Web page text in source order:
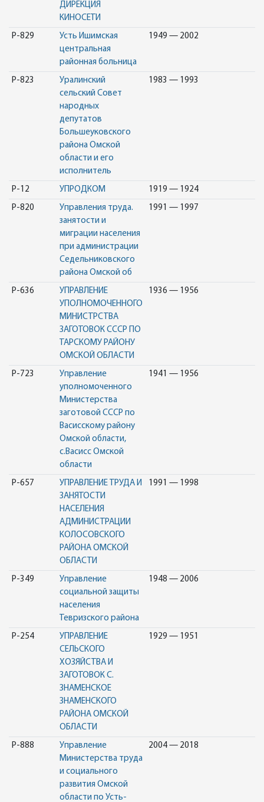
ДИРЕКЦИЯ
КИНОСЕТИ
Р-829
Усть Ишимская
центральная
районная больница
1949 — 2002
Р-823
Уралинский
сельский Совет
народных
депутатов
Большеуковского
района Омской
области и его
исполнитель
1983 — 1993
Р-12 УПРОДКОМ 1919 — 1924
Р-820
Управления труда.
занятости и
миграции населения
при администрации
Седельниковского
района Омской об
1991 — 1997
Р-636
УПРАВЛЕНИЕ
УПОЛНОМОЧЕННОГО
МИНИСТРСТВА
ЗАГОТОВОК СССР ПО
ТАРСКОМУ РАЙОНУ
ОМСКОЙ ОБЛАСТИ
1936 — 1956
Р-723
Управление
уполномоченного
Министерства
заготовой СССР по
Васисскому району
Омской области,
с.Васисс Омской
области
1941 — 1956
Р-657
УПРАВЛЕНИЕ ТРУДА И
ЗАНЯТОСТИ
НАСЕЛЕНИЯ
АДМИНИСТРАЦИИ
КОЛОСОВСКОГО
РАЙОНА ОМСКОЙ
ОБЛАСТИ
1991 — 1998
Р-349
Управление
социальной защиты
населения
Тевризского района
1948 — 2006
Р-254
УПРАВЛЕНИЕ
СЕЛЬСКОГО
ХОЗЯЙСТВА И
ЗАГОТОВОК С.
ЗНАМЕНСКОЕ
ЗНАМЕНСКОГО
РАЙОНА ОМСКОЙ
ОБЛАСТИ
1929 — 1951
Р-888
Управление
Министерства труда
и социального
развития Омской
области по Усть-
2004 — 2018